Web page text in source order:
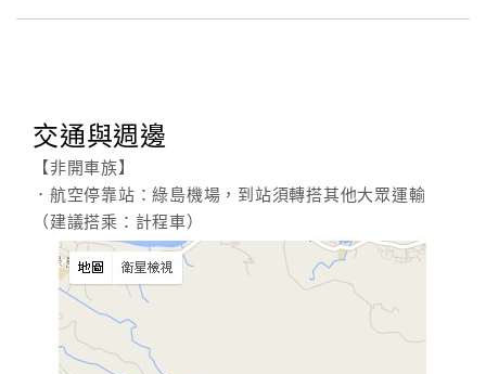
交通與週邊
【非開車族】
．航空停靠站：綠島機場，到站須轉搭其他大眾運輸
（建議搭乘：計程車）